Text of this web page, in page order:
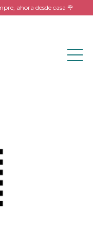
ahora desde casa 🌹